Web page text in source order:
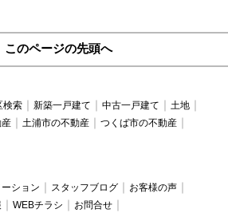
このページの先頭へ
検索 新築一戸建て 中古一戸建て
土地
土浦市の不動産
つくば市の不動産
ション スタッフブログ
お客様の声
WEBチラシ
お問合せ